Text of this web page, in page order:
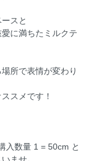
スと
に満ちたミルクテ
所で表情が変わり
スメです！
入数量 1 = 50cm と
ませ。